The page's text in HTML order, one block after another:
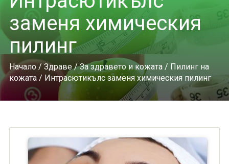
заменя химическия
пилинг
Начало/Здраве/За здравето и кожата/ Пилинг на
кожата/ Интрасютикълс заменя химическия пилинг